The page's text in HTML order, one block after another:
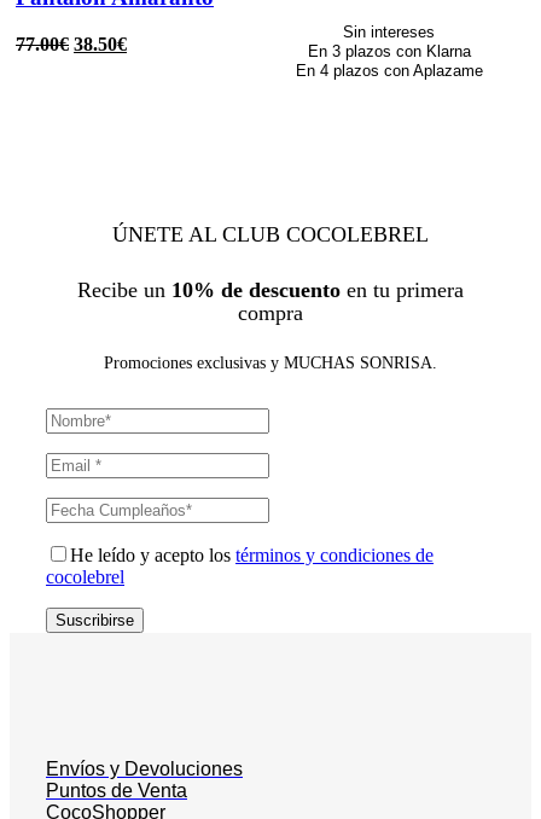
77.00€ 38.50€
Sin intereses
En 3 plazos con Klarna
En 4 plazos con Aplazame
ÚNETE AL CLUB COCOLEBREL
Recibe un 10% de descuento en tu primera
compra
Promociones exclusivas y MUCHAS SONRISA.
He leído y acepto los términos y condiciones de
cocolebrel
Suscribirse
Envíos y Devoluciones
Puntos de Venta
CocoShopper